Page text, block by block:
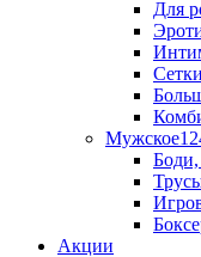
Для
Сетки
Мужское
Акции